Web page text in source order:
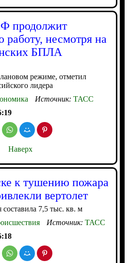
продолжит
работу, несмотря на
БПЛА
режиме, отметил
лидера
Источник: ТАСС
Наверх
к тушению пожара
вертолет
7,5 тыс. кв. м
Источник: ТАСС